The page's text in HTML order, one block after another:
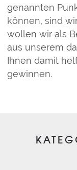
genannten
können, sind
wollen wir als
aus unserem
Ihnen damit
gewinnen.